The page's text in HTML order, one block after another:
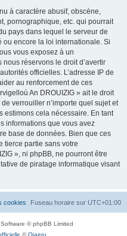
à caractère abusif, obscène,
pornographique, etc. qui pourrait
pays dans lequel le serveur de
ou encore la loi internationale. Si
vous exposez à un
réservons le droit d’avertir
officielles. L’adresse IP de
au renforcement de ces
An DROUIZIG » ait le droit
verrouiller n’importe quel sujet et
estimons cela nécessaire. En tant
informations que vous avez
base de données. Bien que ces
tierce partie sans votre
», ni phpBB, ne pourront être
de piratage informatique visant
Fuseau horaire sur UTC+01:00
cookies
© phpBB Limited
©Qiaeru